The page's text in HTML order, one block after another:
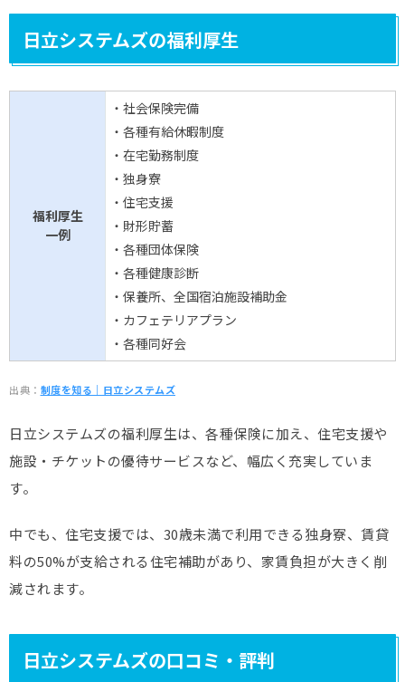
日立システムズの福利厚生
福利厚生
一例
・社会保険完備
・各種有給休暇制度
・在宅勤務制度
・独身寮
・住宅支援
・財形貯蓄
・各種団体保険
・各種健康診断
・保養所、全国宿泊施設補助金
・カフェテリアプラン
・各種同好会
出典： 制度を知る｜日立システムズ
日立システムズの福利厚生は、各種保険に加え、住宅支援や
施設・チケットの優待サービスなど、幅広く充実していま
す。
中でも、住宅支援では、30歳未満で利用できる独身寮、賃貸
料の50%が支給される住宅補助があり、家賃負担が大きく削
減されます。
日立システムズの口コミ・評判